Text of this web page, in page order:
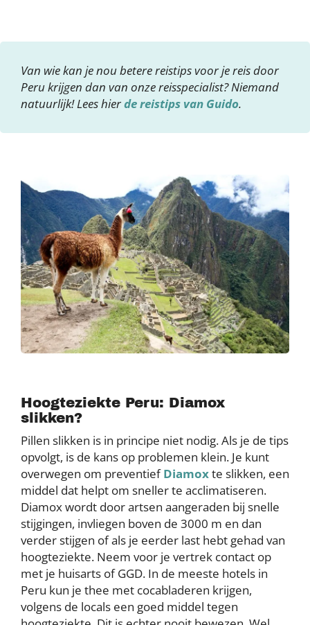
Van wie kan je nou betere reistips voor je reis door
Peru krijgen dan van onze reisspecialist? Niemand
natuurlijk! Lees hierde reistips van Guido.
Hoogteziekte Peru: Diamox
slikken?
Pillen slikken is in principe niet nodig. Als je de tips
opvolgt, is de kans op problemen klein. Je kunt
overwegen om preventiefDiamoxte slikken, een
middel dat helpt om sneller te acclimatiseren.
Diamox wordt door artsen aangeraden bij snelle
stijgingen, invliegen boven de 3000 m en dan
verder stijgen of als je eerder last hebt gehad van
hoogteziekte. Neem voor je vertrek contact op
met je huisarts of GGD. In de meeste hotels in
Peru kun je thee met cocabladeren krijgen,
volgens de locals een goed middel tegen